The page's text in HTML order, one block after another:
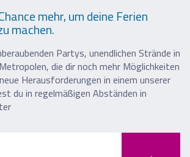
mehr, um deine Ferien
machen.
Partys, unendlichen Strände in
die dir noch mehr Möglichkeiten
Herausforderungen in einem unserer
du in regelmäßigen Abständen in